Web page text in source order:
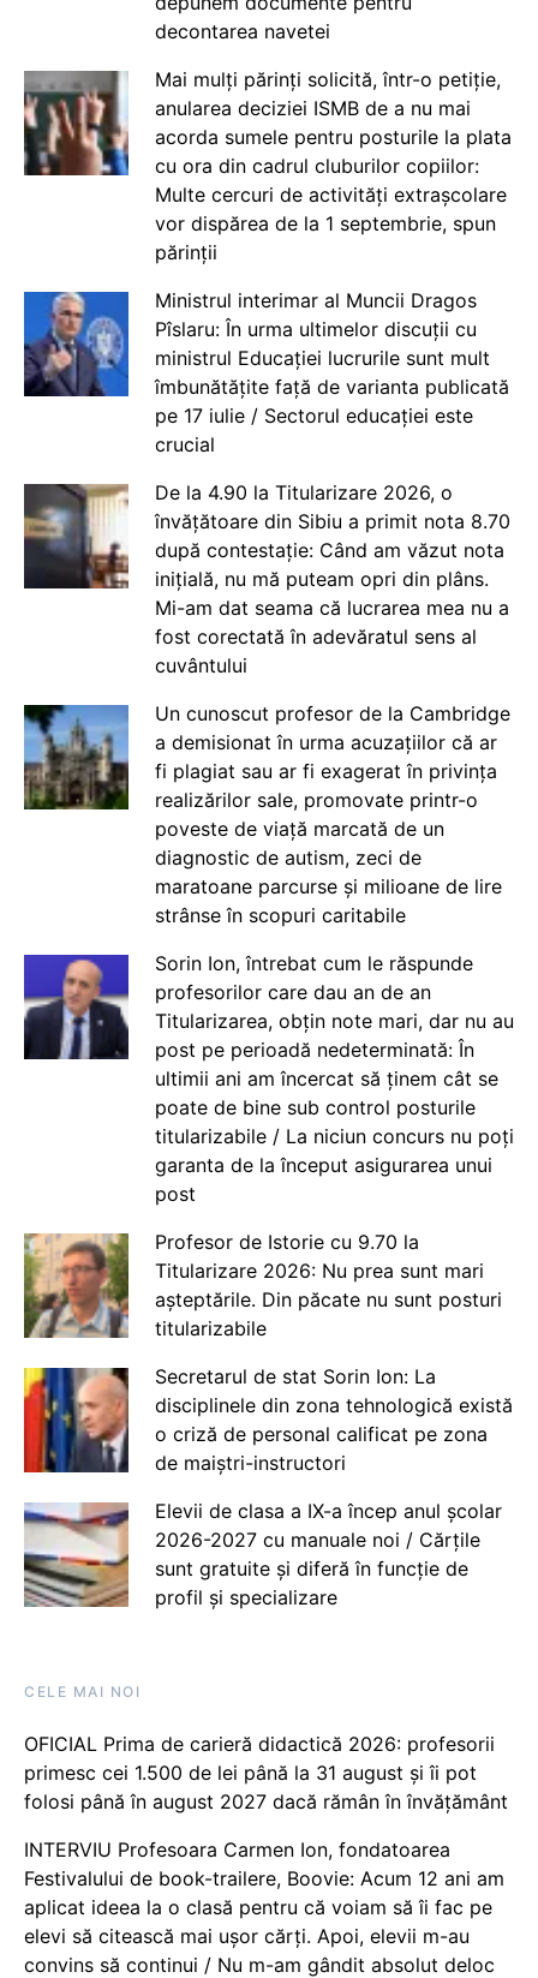
decontarea navetei
Mai mulți părinți solicită, într-o petiție,
anularea deciziei ISMB de a nu mai
acorda sumele pentru posturile la plata
cu ora din cadrul cluburilor copiilor:
Multe cercuri de activități extrașcolare
vor dispărea de la 1 septembrie, spun
părinții
Ministrul interimar al Muncii Dragos
Pîslaru: În urma ultimelor discuții cu
ministrul Educației lucrurile sunt mult
îmbunătățite față de varianta publicată
pe 17 iulie / Sectorul educației este
crucial
De la 4.90 la Titularizare 2026, o
învățătoare din Sibiu a primit nota 8.70
după contestație: Când am văzut nota
inițială, nu mă puteam opri din plâns.
Mi-am dat seama că lucrarea mea nu a
fost corectată în adevăratul sens al
cuvântului
Un cunoscut profesor de la Cambridge
a demisionat în urma acuzațiilor că ar
fi plagiat sau ar fi exagerat în privința
realizărilor sale, promovate printr-o
poveste de viață marcată de un
diagnostic de autism, zeci de
maratoane parcurse și milioane de lire
strânse în scopuri caritabile
Sorin Ion, întrebat cum le răspunde
profesorilor care dau an de an
Titularizarea, obțin note mari, dar nu au
post pe perioadă nedeterminată: În
ultimii ani am încercat să ținem cât se
poate de bine sub control posturile
titularizabile / La niciun concurs nu poți
garanta de la început asigurarea unui
post
Profesor de Istorie cu 9.70 la
Titularizare 2026: Nu prea sunt mari
așteptările. Din păcate nu sunt posturi
titularizabile
Secretarul de stat Sorin Ion: La
disciplinele din zona tehnologică există
o criză de personal calificat pe zona
de maiștri-instructori
Elevii de clasa a IX-a încep anul școlar
2026-2027 cu manuale noi / Cărțile
sunt gratuite și diferă în funcție de
profil și specializare
CELE MAI NOI
OFICIAL Prima de carieră didactică 2026: profesorii
primesc cei 1.500 de lei până la 31 august și îi pot
folosi până în august 2027 dacă rămân în învățământ
INTERVIU Profesoara Carmen Ion, fondatoarea
Festivalului de book-trailere, Boovie: Acum 12 ani am
aplicat ideea la o clasă pentru că voiam să îi fac pe
elevi să citească mai ușor cărți. Apoi, elevii m-au
convins să continui / Nu m-am gândit absolut deloc